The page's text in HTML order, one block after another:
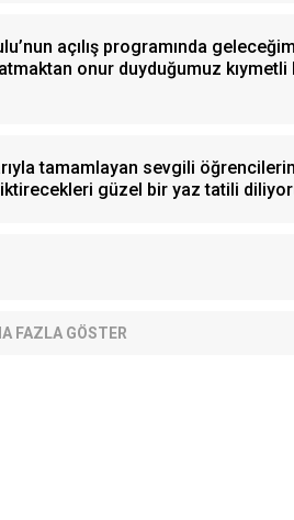
açılış programında
onur duyduğumuz
tamamlayan sevgili
güzel bir yaz tatili
FAZLA GÖSTER